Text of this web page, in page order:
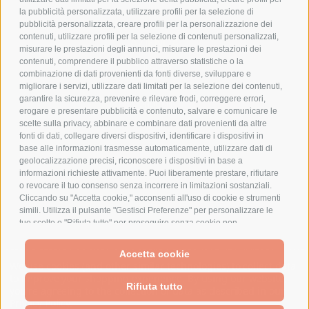
la pubblicità personalizzata, utilizzare profili per la selezione di
pubblicità personalizzata, creare profili per la personalizzazione dei
contenuti, utilizzare profili per la selezione di contenuti personalizzati,
misurare le prestazioni degli annunci, misurare le prestazioni dei
contenuti, comprendere il pubblico attraverso statistiche o la
combinazione di dati provenienti da fonti diverse, sviluppare e
migliorare i servizi, utilizzare dati limitati per la selezione dei contenuti,
garantire la sicurezza, prevenire e rilevare frodi, correggere errori,
erogare e presentare pubblicità e contenuto, salvare e comunicare le
scelte sulla privacy, abbinare e combinare dati provenienti da altre
fonti di dati, collegare diversi dispositivi, identificare i dispositivi in
base alle informazioni trasmesse automaticamente, utilizzare dati di
geolocalizzazione precisi, riconoscere i dispositivi in base a
informazioni richieste attivamente. Puoi liberamente prestare, rifiutare
o revocare il tuo consenso senza incorrere in limitazioni sostanziali.
Cliccando su "Accetta cookie," acconsenti all'uso di cookie e strumenti
simili. Utilizza il pulsante "Gestisci Preferenze" per personalizzare le
tue scelte o "Rifiuta tutto" per proseguire senza cookie non
sull'icona dello scudo in basso a sinistra. Le tue preferenze si
applicheranno al solo dispositivo in uso.
Accetta cookie
Rifiuta tutto
AZIENDA
CHI SIAMO
MARCHI TRATTATI
CONDOMINI
Bonifico
Bancario
SPESA ELETTRICA SOCIETA CONSORTILE A RESPONSABILITA LIMITATA - VIALE
MILANOFIORI, STRADA 4 - PALAZZO A5 20057, ASSAGO MILANO - PARTITA IVA
Powered byBigCommerce
We use cookies (and other similar technologies) to collect data
to improve your shopping experience.
By using our website,
you're agreeing to the collection of data as described in our
Privacy Policy.